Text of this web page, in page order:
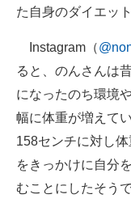
た自身のダイエッ
Instagram（
ると、のんさんは
になったのち環境
幅に体重が増えて
158センチに対し
をきっかけに自分
むことにしたそうで